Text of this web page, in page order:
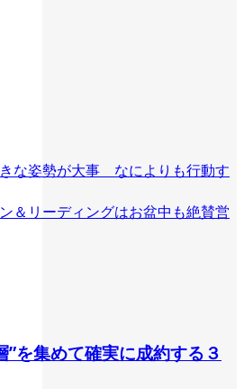
な姿勢が大事 なによりも行動す
＆リーディングはお盆中も絶賛営
”を集めて確実に成約する３